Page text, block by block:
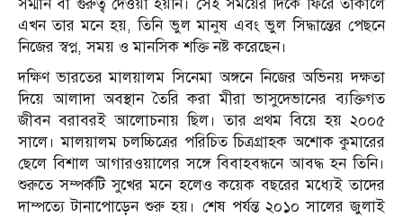
সম্মান বা গুরুত্ব দেওয়া হয়নি। সেই সময়ের দিকে ফিরে তাকালে
এখন তার মনে হয়, তিনি ভুল মানুষ এবং ভুল সিদ্ধান্তের পেছনে
নিজের স্বপ্ন, সময় ও মানসিক শক্তি নষ্ট করেছেন।
দক্ষিণ ভারতের মালয়ালম সিনেমা অঙ্গনে নিজের অভিনয় দক্ষতা
দিয়ে আলাদা অবস্থান তৈরি করা মীরা ভাসুদেভানের ব্যক্তিগত
জীবন বরাবরই আলোচনায় ছিল। তার প্রথম বিয়ে হয় ২০০৫
সালে। মালয়ালম চলচ্চিত্রের পরিচিত চিত্রগ্রাহক অশোক কুমারের
ছেলে বিশাল আগারওয়ালের সঙ্গে বিবাহবন্ধনে আবদ্ধ হন তিনি।
শুরুতে সম্পর্কটি সুখের মনে হলেও কয়েক বছরের মধ্যেই তাদের
দাম্পত্যে টানাপোড়েন শুরু হয়। শেষ পর্যন্ত ২০১০ সালের জুলাই